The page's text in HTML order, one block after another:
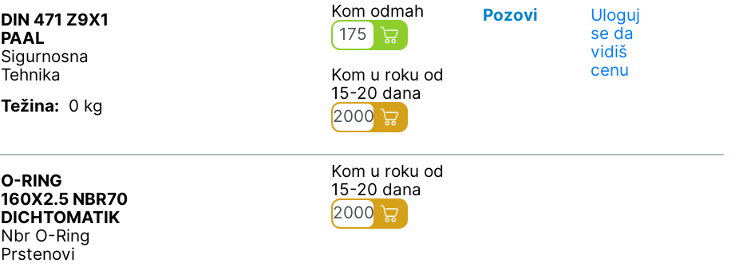
DIN 471 Z9X1
PAAL
Sigurnosna
Tehnika
Težina: 0 kg
Kom odmah
175
Kom u roku od
15-20 dana
2000
Pozovi
Uloguj
se da
vidiš
cenu
O-RING
160X2.5 NBR70
DICHTOMATIK
Nbr O-Ring
Prstenovi
Kom u roku od
15-20 dana
2000